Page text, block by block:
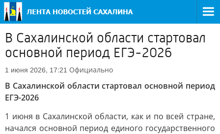
В Сахалинской области стартовал
основной период ЕГЭ-2026
1 июня 2026, 17:21 Официально
В Сахалинской области стартовал основной период
ЕГЭ-2026
1 июня в Сахалинской области, как и по всей стране,
начался основной период единого государственного